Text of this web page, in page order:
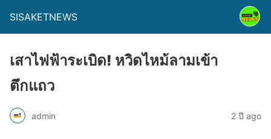
SISAKETNEWS
เสาไฟฟ้าระเบิด! หวิดไหม้ลามเข้า
ตึกแถว
admin 2 ปี ago